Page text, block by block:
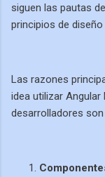
siguen las pautas
principios de
Las razones
idea utilizar
desarrolladores